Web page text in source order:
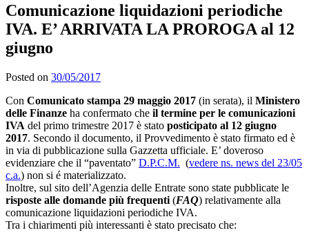
Comunicazione liquidazioni periodiche
IVA. E’ ARRIVATA LA PROROGA al 12
giugno
Posted on 30/05/2017
Con Comunicato stampa 29 maggio 2017 (in serata), il Ministero
delle Finanze ha confermato che il termine per le comunicazioni
IVA del primo trimestre 2017 è stato posticipato al 12 giugno
2017. Secondo il documento, il Provvedimento è stato firmato ed è
in via di pubblicazione sulla Gazzetta ufficiale. E’ doveroso
evidenziare che il “paventato” D.P.C.M. (vedere ns. news del 23/05
c.a.) non si é materializzato.
Inoltre, sul sito dell’Agenzia delle Entrate sono state pubblicate le
risposte alle domande più frequenti (FAQ) relativamente alla
comunicazione liquidazioni periodiche IVA.
Tra i chiarimenti più interessanti è stato precisato che: